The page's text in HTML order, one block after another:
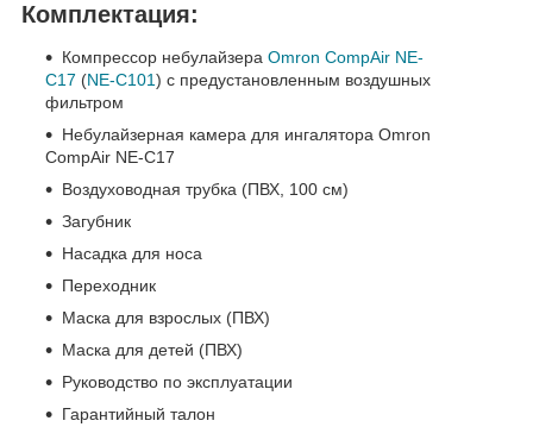
Комплектация:
Компрессор небулайзера Omron CompAir NE-
C17 (NE-C101) с предустановленным воздушных
фильтром
Небулайзерная камера для ингалятора Omron
CompAir NE-C17
Воздуховодная трубка (ПВХ, 100 см)
Загубник
Насадка для носа
Переходник
Маска для взрослых (ПВХ)
Маска для детей (ПВХ)
Руководство по эксплуатации
Гарантийный талон